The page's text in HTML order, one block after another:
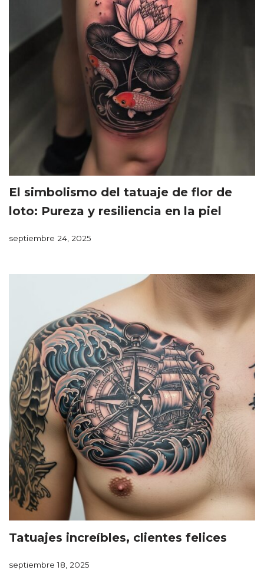
El simbolismo del tatuaje de flor de
loto: Pureza y resiliencia en la piel
septiembre 24, 2025
Tatuajes increíbles, clientes felices
septiembre 18, 2025